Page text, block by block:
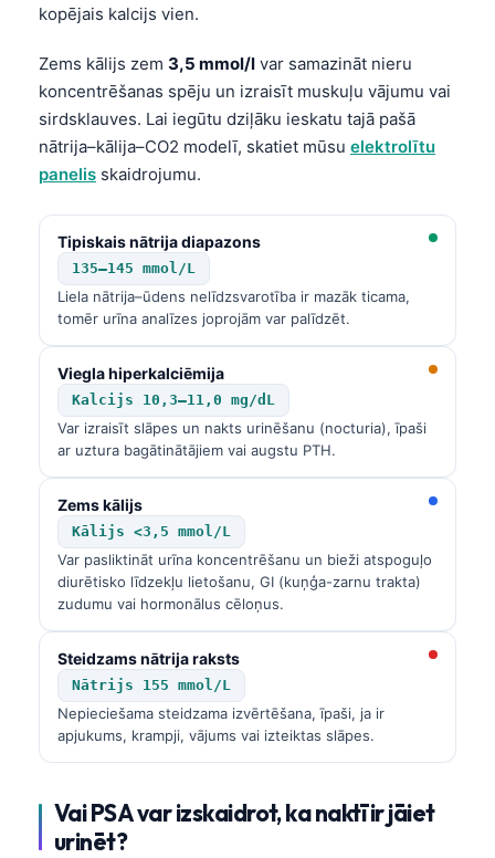
kopējais kalcijs vien.
Zems kālijs zem 3,5 mmol/l var samazināt nieru
koncentrēšanas spēju un izraisīt muskuļu vājumu vai
sirdsklauves. Lai iegūtu dziļāku ieskatu tajā pašā
nātrija–kālija–CO2 modelī, skatiet mūsu elektrolītu
panelis skaidrojumu.
Tipiskais nātrija diapazons
135–145 mmol/L
Liela nātrija–ūdens nelīdzsvarotība ir mazāk ticama,
tomēr urīna analīzes joprojām var palīdzēt.
Viegla hiperkalciēmija
Kalcijs 10,3–11,0 mg/dL
Var izraisīt slāpes un nakts urinēšanu (nocturia), īpaši
ar uztura bagātinātājiem vai augstu PTH.
Zems kālijs
Kālijs <3,5 mmol/L
Var pasliktināt urīna koncentrēšanu un bieži atspoguļo
diurētisko līdzekļu lietošanu, GI (kuņģa-zarnu trakta)
zudumu vai hormonālus cēloņus.
Steidzams nātrija raksts
Nātrijs 155 mmol/L
Nepieciešama steidzama izvērtēšana, īpaši, ja ir
apjukums, krampji, vājums vai izteiktas slāpes.
Vai PSA var izskaidrot, ka naktī ir jāiet
urinēt?